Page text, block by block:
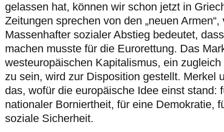
gelassen hat, können wir schon jetzt in
Zeitungen sprechen von den „neuen Armen“,
Massenhafter sozialer Abstieg bedeutet,
machen musste für die Eurorettung. Das
westeuropäischen Kapitalismus, ein
zu sein, wird zur Disposition gestellt. Merkel
das, wofür die europäische Idee einst stand:
nationaler Borniertheit, für eine Demokratie,
soziale Sicherheit.